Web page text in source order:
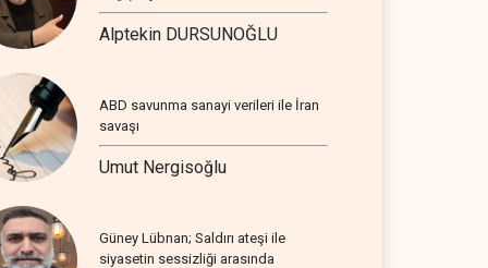
Alptekin DURSUNOĞLU
ABD savunma sanayi verileri ile İran
savaşı
Umut Nergisoğlu
Güney Lübnan; Saldırı ateşi ile
siyasetin sessizliği arasında